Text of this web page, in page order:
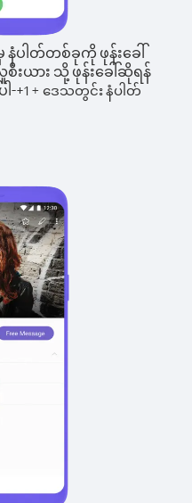
နံပါတ်တစ်ခုကို ဖုန်းခေါ်
းယား သို့ ဖုန်းခေါ်ဆိုရန်
-+1+ ဒေသတွင်း နံပါတ်